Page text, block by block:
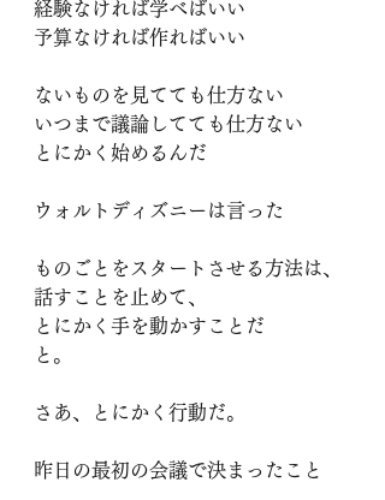
経験なければ学べばいい
予算なければ作ればいい
ないものを見てても仕方ない
いつまで議論してても仕方ない
とにかく始めるんだ
ウォルトディズニーは言った
ものごとをスタートさせる方法は、
話すことを止めて、
とにかく手を動かすことだ
と。
さあ、とにかく行動だ。
昨日の最初の会議で決まったこと